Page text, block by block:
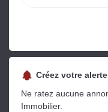
Créez votre
Ne ratez aucune
Immobilier.